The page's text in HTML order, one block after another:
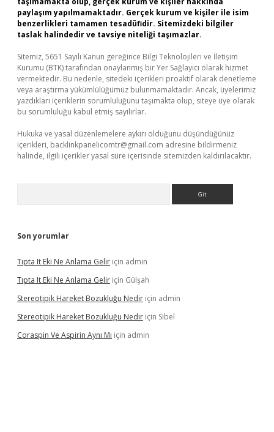
paylaşım yapılmamaktadır. Gerçek kurum ve kişiler ile isim
benzerlikleri tamamen tesadüfidir. Sitemizdeki bilgiler
taslak halindedir ve tavsiye niteliği taşımazlar.
Sitemiz, 5651 Sayılı Kanun gereğince Bilgi Teknolojileri ve İletişim
Kurumu (BTK) tarafından onaylanmış bir Yer Sağlayıcı olarak hizmet
vermektedir. Bu nedenle, sitedeki içerikleri proaktif olarak denetleme
veya araştırma yükümlülüğümüz bulunmamaktadır. Ancak, üyelerimiz
yazdıkları içeriklerin sorumluluğunu taşımakta olup, siteye üye olarak
bu sorumluluğu kabul etmiş sayılırlar.
Hukuka ve yasal düzenlemelere aykırı olduğunu düşündüğünüz
içerikleri, backlinkpanelicomtr@gmail.com adresine bildirmeniz
halinde, ilgili içerikler yasal süre içerisinde sitemizden kaldırılacaktır.
Son yorumlar
Tıpta It Eki Ne Anlama Gelir için admin
Tıpta It Eki Ne Anlama Gelir için Gülşah
Stereotipik Hareket Bozukluğu Nedir için admin
Stereotipik Hareket Bozukluğu Nedir için Sibel
Coraspin Ve Aspirin Aynı Mı için admin